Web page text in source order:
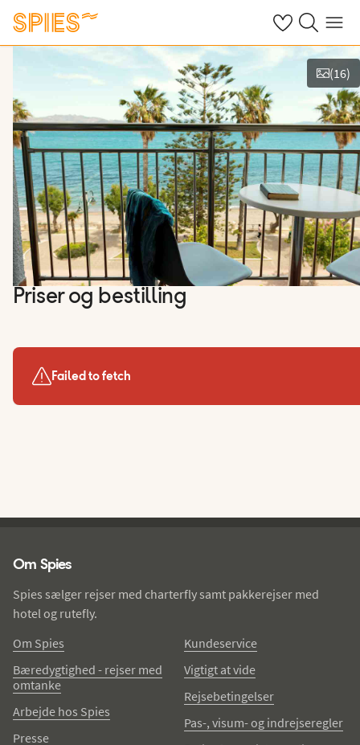
Se dine gemte
Søg påMenu
Vis film og billeder
(16)
Priser og bestilling
Failed to fetch
Om Spies
Spies sælger rejser med charterfly samt pakkerejser med
hotel og rutefly.
Om Spies
Bæredygtighed - rejser med
omtanke
Arbejde hos Spies
Presse
Kundeservice
Vigtigt at vide
Rejsebetingelser
Pas-, visum- og indrejseregler